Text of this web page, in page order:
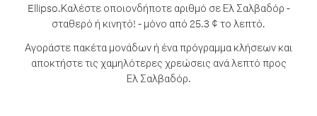
Ellipso.Καλέστε οποιονδήποτε αριθμό σε Ελ Σαλβαδόρ -
σταθερό ή κινητό! - μόνο από 25.3 ¢ το λεπτό.
Αγοράστε πακέτα μονάδων ή ένα πρόγραμμα κλήσεων και
αποκτήστε τις χαμηλότερες χρεώσεις ανά λεπτό προς
Ελ Σαλβαδόρ.